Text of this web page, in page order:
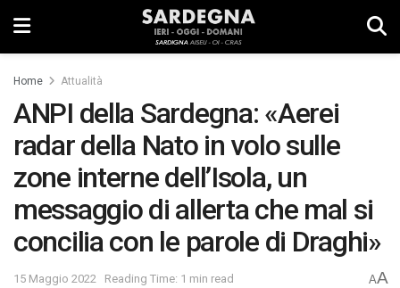
Home Attualità
ANPI della Sardegna: «Aerei
radar della Nato in volo sulle
zone interne dell’Isola, un
messaggio di allerta che mal si
concilia con le parole di Draghi»
15 Maggio 2022 Reading Time: 1 min read AA